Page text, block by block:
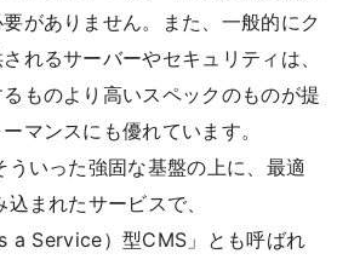
がありません。また、一般的にク
れるサーバーやセキュリティは、
ものより高いスペックのものが提
マンスにも優れています。
ういった強固な基盤の上に、最適
まれたサービスで、
a Service）型CMS」とも呼ばれ